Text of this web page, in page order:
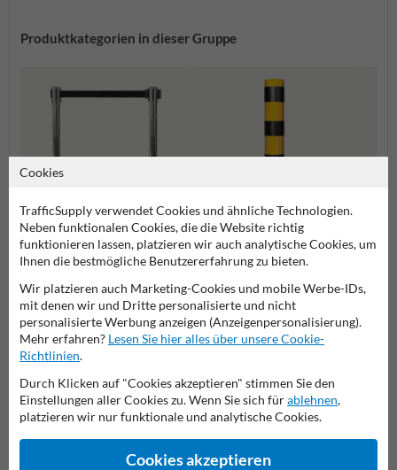
Produktkategorien in dieser Gruppe
Gurtpfosten Rammschutzpoller
Rammschutz
Stellen Sie Ihre Frage an VerkehrsspiegelKaufen.de
Name*
Cookies
TrafficSupply verwendet Cookies und ähnliche Technologien.
Neben funktionalen Cookies, die die Website richtig
funktionieren lassen, platzieren wir auch analytische Cookies, um
Ihnen die bestmögliche Benutzererfahrung zu bieten.
Wir platzieren auch Marketing-Cookies und mobile Werbe-IDs,
mit denen wir und Dritte personalisierte und nicht
personalisierte Werbung anzeigen (Anzeigenpersonalisierung).
Mehr erfahren? Lesen Sie hier alles über unsere Cookie-
Richtlinien.
Durch Klicken auf "Cookies akzeptieren" stimmen Sie den
Einstellungen aller Cookies zu. Wenn Sie sich fürablehnen,
platzieren wir nur funktionale und analytische Cookies.
Cookies akzeptieren